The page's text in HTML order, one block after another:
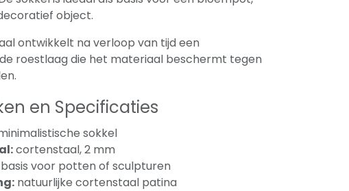
object.
ontwikkelt na verloop van tijd een
roestlaag die het materiaal beschermt tegen
en Specificaties
sokkel
cortenstaal, 2 mm
basis voor potten of sculpturen
natuurlijke cortenstaal patina